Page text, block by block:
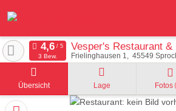
Vesper's Restaurant &
Frielinghausen 1 45549
3 Bew.
Übersicht Lage Fotos